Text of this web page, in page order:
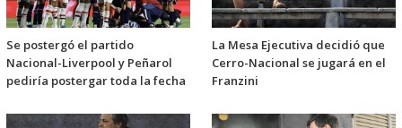
Se postergó el partido
Nacional-Liverpool y Peñarol
pediría postergar toda la fecha
La Mesa Ejecutiva decidió que
Cerro-Nacional se jugará en el
Franzini